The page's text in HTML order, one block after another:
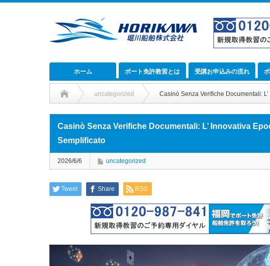
ホーム ボート免許教習とは 受講お申込みの流れ
uncategorized Casinò Senza Verifiche Documentali:
Casinò Senza Verifiche Documentali: L’ Innovativa
Semplificato
2026/6/6 uncategorized
Tweet Share RSS